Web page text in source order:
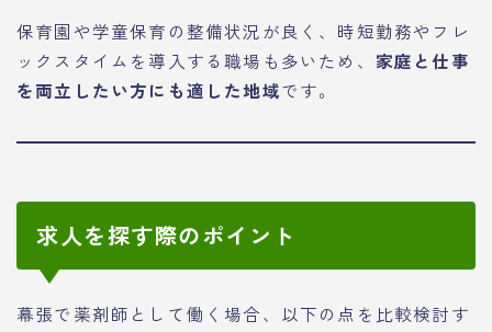
保育園や学童保育の整備状況が良く、時短勤務やフレ
ックスタイムを導入する職場も多いため、 家庭と仕事
を両立したい方にも適した地域です。
求人を探す際のポイント
幕張で薬剤師として働く場合、以下の点を比較検討す